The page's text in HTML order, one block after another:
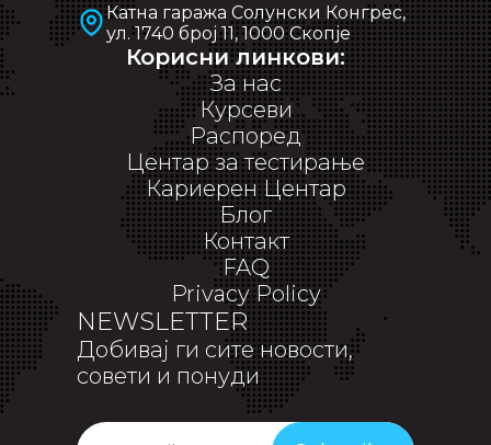
Катна гаража Солунски Конгрес,
ул. 1740 број 11, 1000 Скопје
Корисни линкови:
За нас
Курсеви
Распоред
Центар за тестирање
Кариерен Центар
Блог
Контакт
FAQ
Privacy Policy
NEWSLETTER
Добивај ги сите новости,
совети и понуди